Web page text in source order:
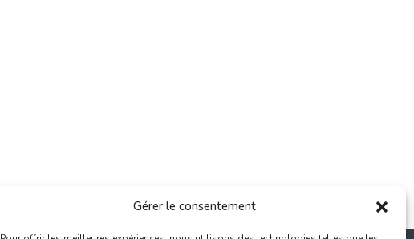
Gérer le consentement